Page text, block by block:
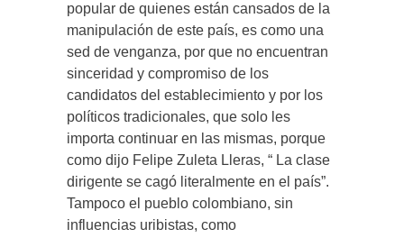
popular de quienes están cansados de la
manipulación de este país, es como una
sed de venganza, por que no encuentran
sinceridad y compromiso de los
candidatos del establecimiento y por los
políticos tradicionales, que solo les
importa continuar en las mismas, porque
como dijo Felipe Zuleta Lleras, “ La clase
dirigente se cagó literalmente en el país”.
Tampoco el pueblo colombiano, sin
influencias uribistas, como